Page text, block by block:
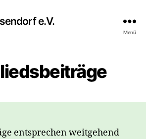
e.V.
Menü
entsprechen weitgehend